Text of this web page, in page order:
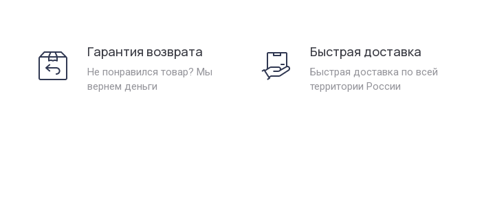
Гарантия возврата
Не понравился товар? Мы
вернем деньги
Быстрая доставка
Быстрая доставка по всей
территории России